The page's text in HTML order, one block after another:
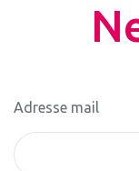
Adresse mail